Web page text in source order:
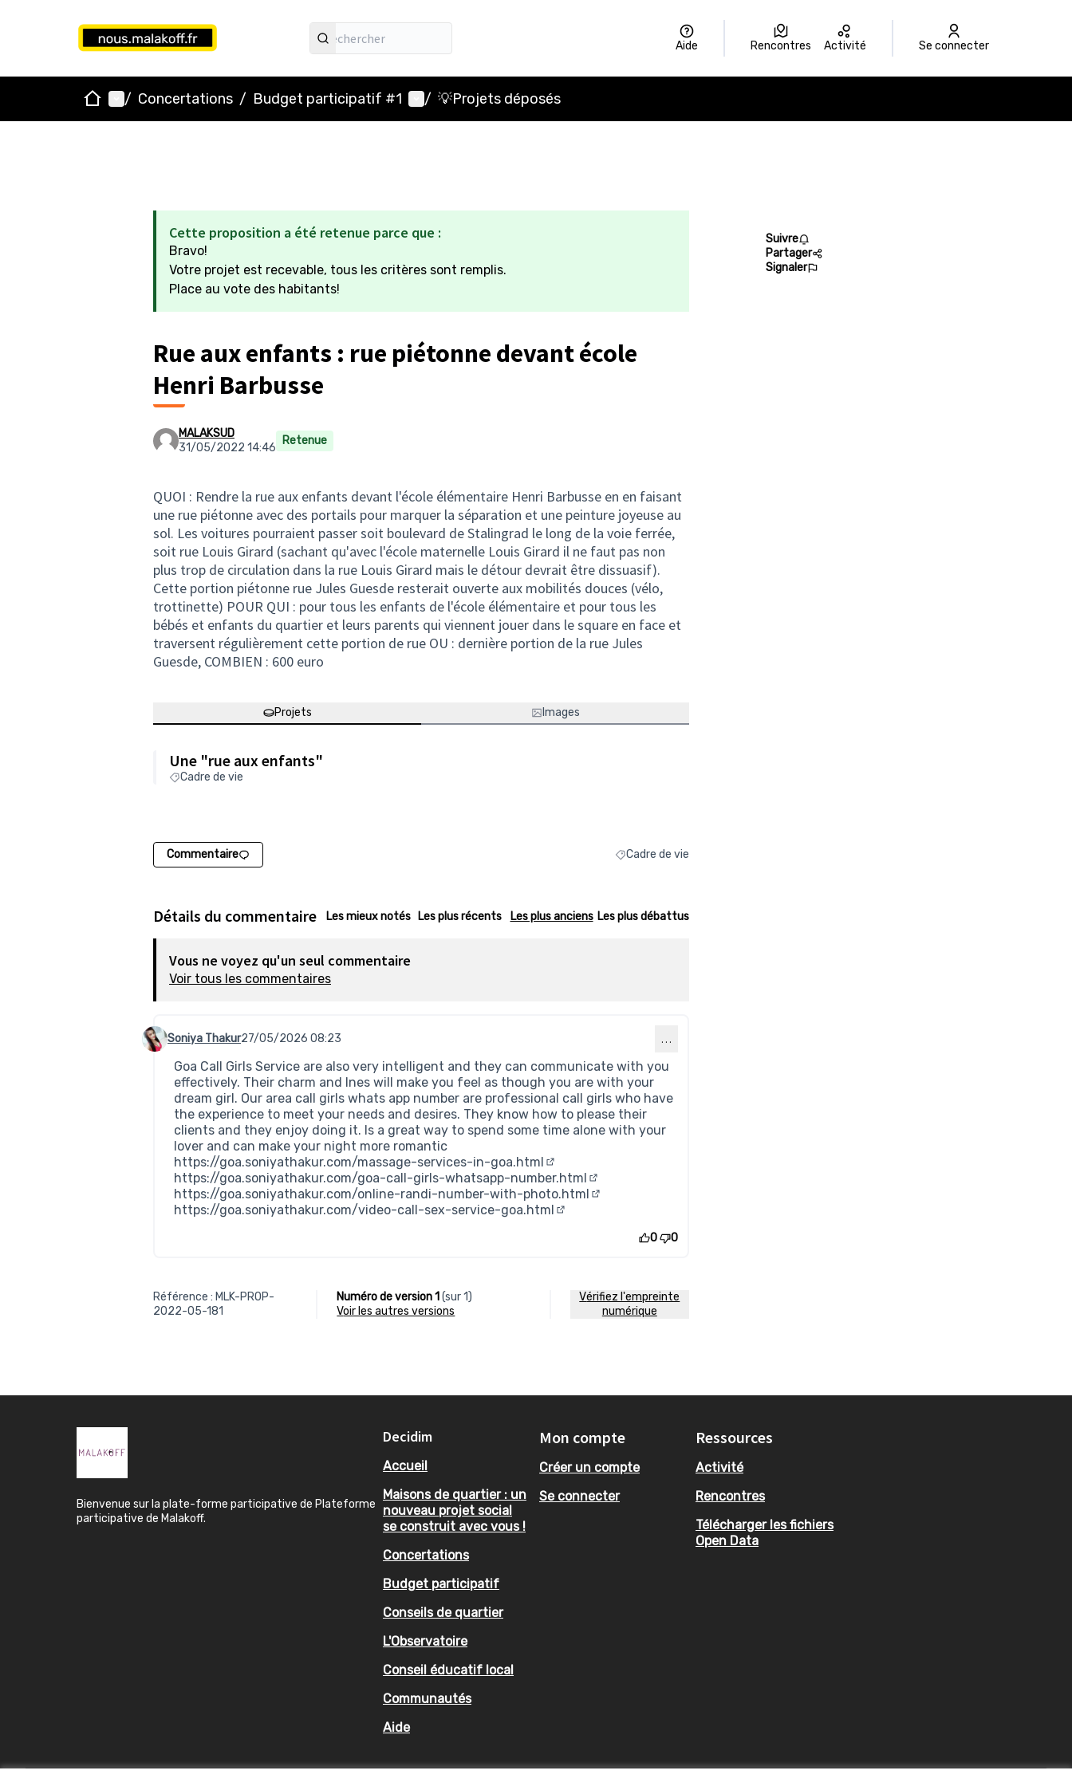
Aide Rencontres Activité Se connecter
AccueilMenu principal
/ Concertations / Budget participatif #1 Menu utilisateur
/ 💡Projets déposés
Cette proposition a été retenue parce que :
Bravo!
Votre projet est recevable, tous les critères sont remplis.
Place au vote des habitants!
Rue aux enfants : rue piétonne devant école
Henri Barbusse
MALAKSUD
31/05/2022 14:46
Retenue
QUOI : Rendre la rue aux enfants devant l'école élémentaire Henri Barbusse en en faisant
une rue piétonne avec des portails pour marquer la séparation et une peinture joyeuse au
sol. Les voitures pourraient passer soit boulevard de Stalingrad le long de la voie ferrée,
soit rue Louis Girard (sachant qu'avec l'école maternelle Louis Girard il ne faut pas non
plus trop de circulation dans la rue Louis Girard mais le détour devrait être dissuasif).
Cette portion piétonne rue Jules Guesde resterait ouverte aux mobilités douces (vélo,
trottinette) POUR QUI : pour tous les enfants de l'école élémentaire et pour tous les
bébés et enfants du quartier et leurs parents qui viennent jouer dans le square en face et
traversent régulièrement cette portion de rue OU : dernière portion de la rue Jules
Guesde, COMBIEN : 600 euro
Projets Images
Une "rue aux enfants"
Cadre de vie
Commentaire Filtrer les résultats de la catégorie : Cadre de vie
Cadre de vie
Suivre
Partager
Signaler
Détails du commentaire Les mieux notés Les plus récents Les plus anciens Les plus débattus
Vous ne voyez qu'un seul commentaire
Voir tous les commentaires
Commentaire 968
Soniya Thakur27/05/2026 08:23 …
Goa Call Girls Service are also very intelligent and they can communicate with you
effectively. Their charm and Ines will make you feel as though you are with your
dream girl. Our area call girls whats app number are professional call girls who have
the experience to meet your needs and desires. They know how to please their
clients and they enjoy doing it. Is a great way to spend some time alone with your
lover and can make your night more romantic
https://goa.soniyathakur.com/massage-services-in-goa.html
(Lien externe)
https://goa.soniyathakur.com/goa-call-girls-whatsapp-number.html
(Lien externe)
https://goa.soniyathakur.com/online-randi-number-with-photo.html
https://goa.soniyathakur.com/video-call-sex-service-goa.html
0 0
Référence : MLK-PROP-
2022-05-181
Numéro de version 1(sur 1)
voir les autres versions
Vérifiez l'empreinte
numérique
Bienvenue sur la plate-forme participative de Plateforme
participative de Malakoff.
Decidim
Accueil
Maisons de quartier : un
nouveau projet social
se construit avec vous !
Concertations
Budget participatif
Conseils de quartier
L'Observatoire
Conseil éducatif local
Communautés
Aide
Mon compte
Créer un compte
Se connecter
Ressources
Activité
Rencontres
Télécharger les fichiers
Open Data